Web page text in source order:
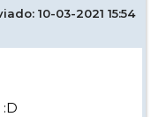
10-03-2021 15:54